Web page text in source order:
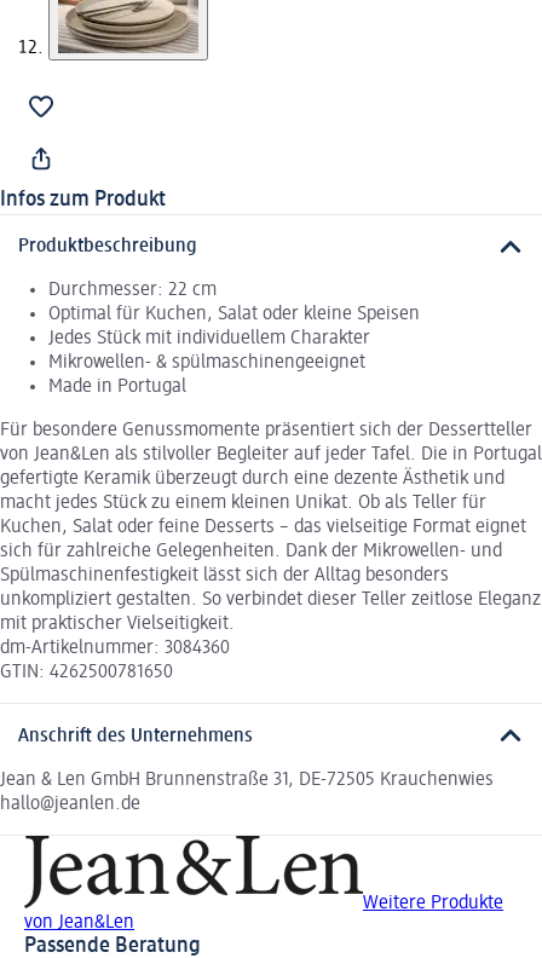
Infos zum Produkt
Produktbeschreibung
Durchmesser: 22 cm
Optimal für Kuchen, Salat oder kleine Speisen
Jedes Stück mit individuellem Charakter
Mikrowellen- & spülmaschinengeeignet
Made in Portugal
Für besondere Genussmomente präsentiert sich der Dessertteller
von Jean&Len als stilvoller Begleiter auf jeder Tafel. Die in Portugal
gefertigte Keramik überzeugt durch eine dezente Ästhetik und
macht jedes Stück zu einem kleinen Unikat. Ob als Teller für
Kuchen, Salat oder feine Desserts – das vielseitige Format eignet
sich für zahlreiche Gelegenheiten. Dank der Mikrowellen- und
Spülmaschinenfestigkeit lässt sich der Alltag besonders
unkompliziert gestalten. So verbindet dieser Teller zeitlose Eleganz
mit praktischer Vielseitigkeit.
dm-Artikelnummer: 3084360
GTIN: 4262500781650
Anschrift des Unternehmens
Jean & Len GmbH Brunnenstraße 31, DE-72505 Krauchenwies
hallo@jeanlen.de
Weitere Produkte
von Jean&Len
Passende Beratung